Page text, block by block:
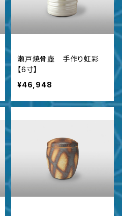
瀬戸焼骨壺 手作り虹彩
【6寸】
¥46,948